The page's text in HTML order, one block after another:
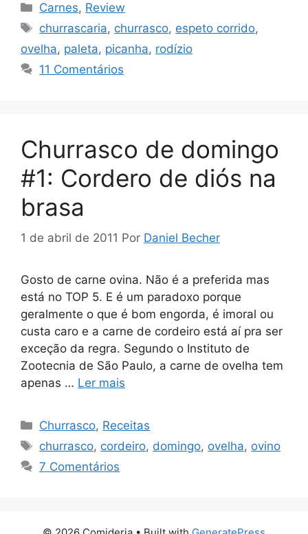
Categorias
Carnes, Review
Tags
churrascaria, churrasco, espeto corrido,
ovelha, paleta, picanha, rodízio
11 Comentários
Churrasco de domingo
#1: Cordero de diós na
brasa
1 de abril de 2011 Por Daniel Becher
Gosto de carne ovina. Não é a preferida mas
está no TOP 5. E é um paradoxo porque
geralmente o que é bom engorda, é imoral ou
custa caro e a carne de cordeiro está aí pra ser
exceção da regra. Segundo o Instituto de
Zootecnia de São Paulo, a carne de ovelha tem
apenas … Ler mais
Categorias
Churrasco, Receitas
Tags
churrasco, cordeiro, domingo, ovelha, ovino
7 Comentários